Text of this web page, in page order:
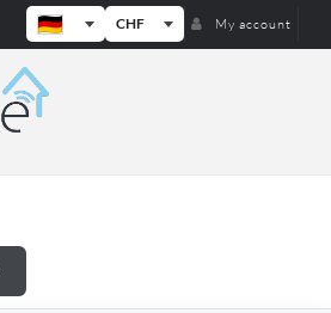
CHF My account
Weble — Industrielle IoT-Gateways